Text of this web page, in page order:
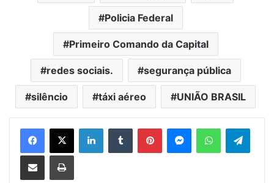
Policia Federal
Primeiro Comando da Capital
redes sociais. segurança pública
silêncio táxi aéreo UNIÃO BRASIL